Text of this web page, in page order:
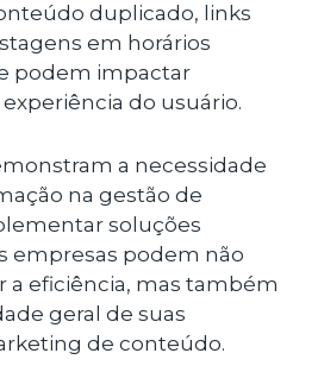
duplicado, links
em horários
podem impactar
do usuário.
a necessidade
na gestão de
soluções
empresas podem não
a eficiência, mas também
geral de suas
de conteúdo.